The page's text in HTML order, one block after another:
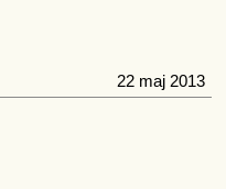
22 maj 2013